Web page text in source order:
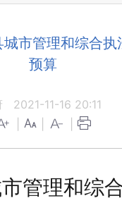
市管理和综合执
预算
2021-11-16 20:11
管理和综